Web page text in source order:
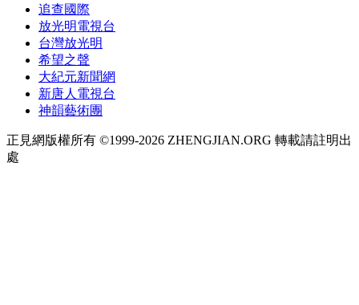
追查國際
放光明電視台
台灣放光明
希望之聲
大紀元新聞網
新唐人電視台
神韻藝術團
正見網版權所有 ©1999-2026 ZHENGJIAN.ORG 轉載請註明出
處